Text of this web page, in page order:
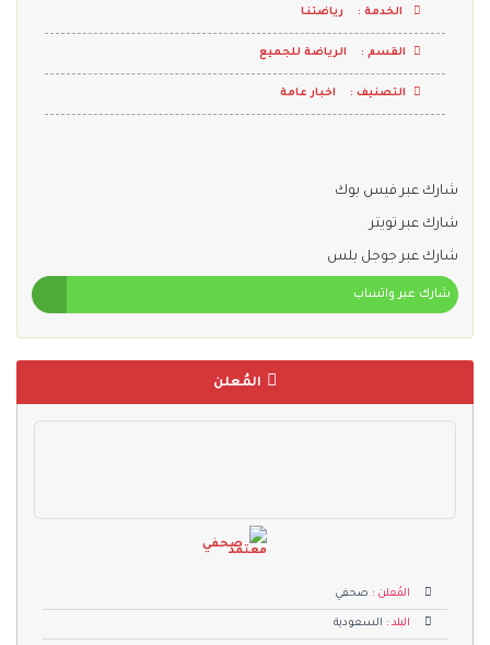
الخدمة : رياضتنـا
القسم : الرياضة للجميع
التصنيف : اخبار عامة
شارك عبر فيس بوك
شارك عبر تويتر
شارك عبر جوجل بلس
شارك عبر واتساب
المُعلن
صحفي
المُعلن : صحفي
البلد : السعودية